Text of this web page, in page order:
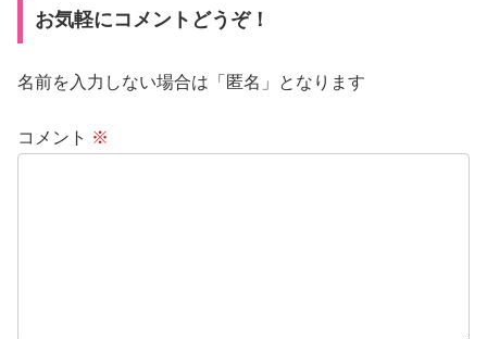
お気軽にコメントどうぞ！
名前を入力しない場合は「匿名」となります
コメント ※